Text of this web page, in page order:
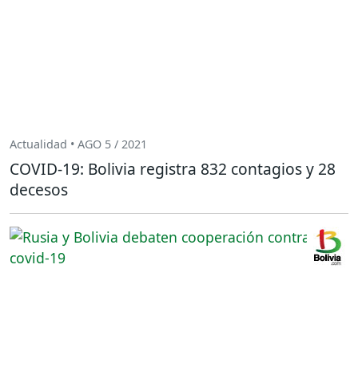
Actualidad • AGO 5 / 2021
COVID-19: Bolivia registra 832 contagios y 28
decesos